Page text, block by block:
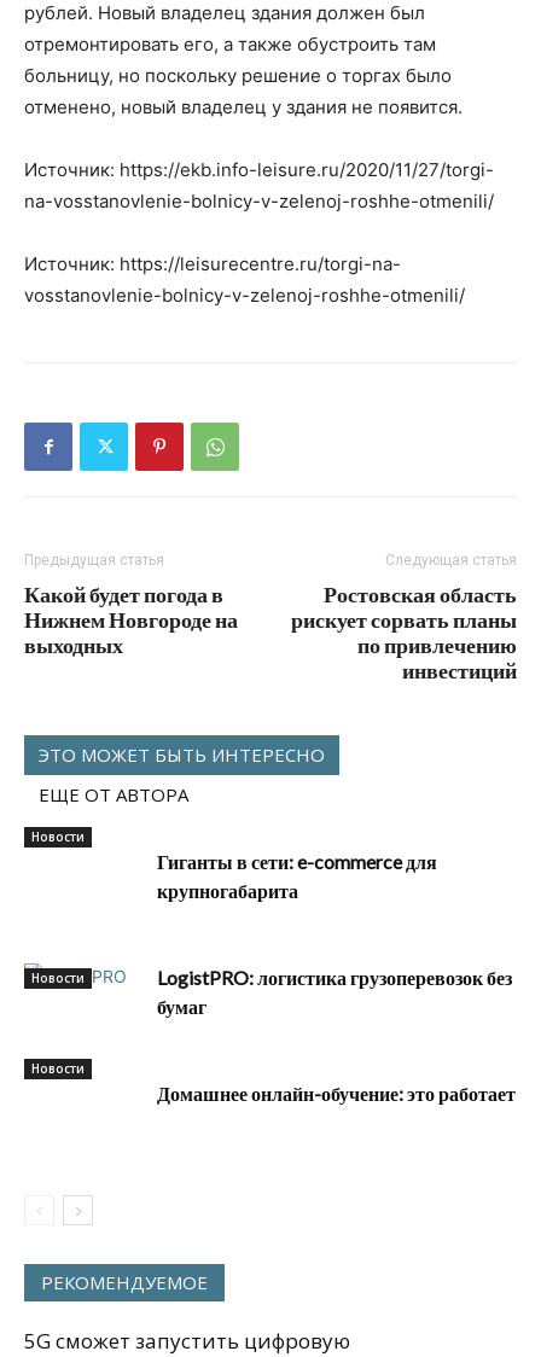
рублей. Новый владелец здания должен был
отремонтировать его, а также обустроить там
больницу, но поскольку решение о торгах было
отменено, новый владелец у здания не появится.
Источник: https://ekb.info-leisure.ru/2020/11/27/torgi-
na-vosstanovlenie-bolnicy-v-zelenoj-roshhe-otmenili/
Источник: https://leisurecentre.ru/torgi-na-
vosstanovlenie-bolnicy-v-zelenoj-roshhe-otmenili/
Предыдущая статья
Какой будет погода в
Нижнем Новгороде на
выходных
Следующая статья
Ростовская область
рискует сорвать планы
по привлечению
инвестиций
ЭТО МОЖЕТ БЫТЬ ИНТЕРЕСНО
ЕЩЕ ОТ АВТОРА
Новости
Гиганты в сети: e-commerce для
крупногабарита
Новости
LogistPRO: логистика грузоперевозок без
бумаг
Новости
Домашнее онлайн-обучение: это работает
РЕКОМЕНДУЕМОЕ
5G сможет запустить цифровую